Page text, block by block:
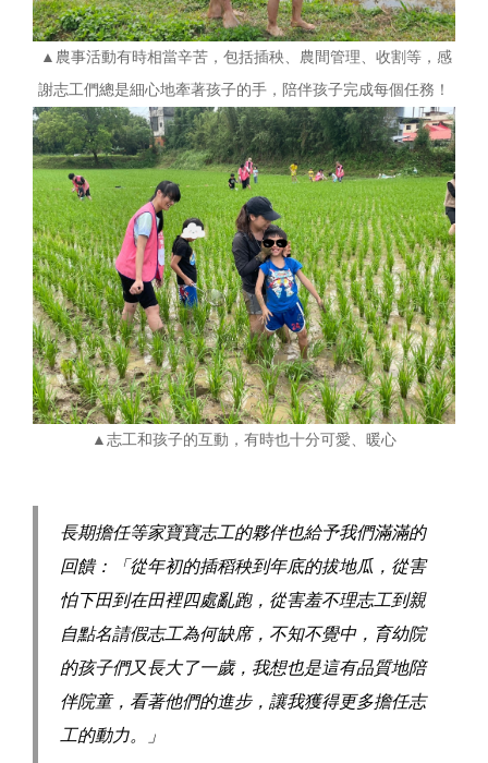
▲農事活動有時相當辛苦，包括插秧、農間管理、收割等，感
謝志工們總是細心地牽著孩子的手，陪伴孩子完成每個任務！
▲志工和孩子的互動，有時也十分可愛、暖心
長期擔任等家寶寶志工的夥伴也給予我們滿滿的
回饋：「從年初的插稻秧到年底的拔地瓜，從害
怕下田到在田裡四處亂跑，從害羞不理志工到親
自點名請假志工為何缺席，不知不覺中，育幼院
的孩子們又長大了一歲，我想也是這有品質地陪
伴院童，看著他們的進步，讓我獲得更多擔任志
工的動力。」